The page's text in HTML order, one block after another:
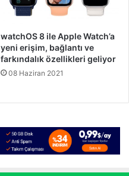
watchOS 8 ile Apple Watch’a
yeni erişim, bağlantı ve
farkındalık özellikleri geliyor
08 Haziran 2021